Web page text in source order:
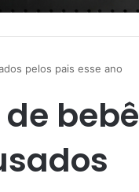
pelos pais esse ano
bebê